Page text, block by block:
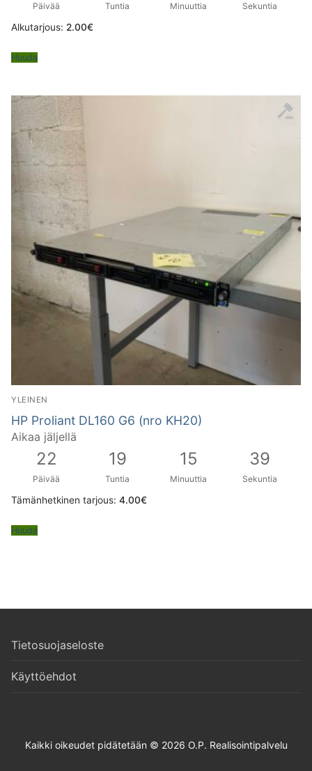
Päivää Tuntia Minuuttia Sekuntia
Alkutarjous: 2.00€
Huuda
YLEINEN
HP Proliant DL160 G6 (nro KH20)
Aikaa jäljellä
22
Päivää
19
Tuntia
15
Minuuttia
38
Sekuntia
Tämänhetkinen tarjous: 4.00€
Huuda
Tietosuojaseloste
Käyttöehdot
Kaikki oikeudet pidätetään © 2026 O.P. Realisointipalvelu